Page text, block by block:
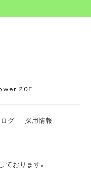
20F
グ
採用情報
おります。